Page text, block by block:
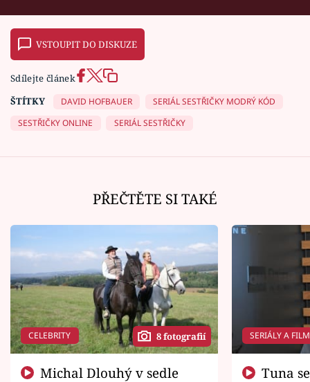
VSTOUPIT DO DISKUZE
Sdílejte článek
ŠTÍTKY
DAVID HOFBAUER
SERIÁL SESTŘIČKY MODRÝ KÓD
SESTŘIČKY ONLINE
SERIÁL SESTŘIČKY
PŘEČTĚTE SI TAKÉ
CELEBRITY 8 fotografií SERIÁLY A